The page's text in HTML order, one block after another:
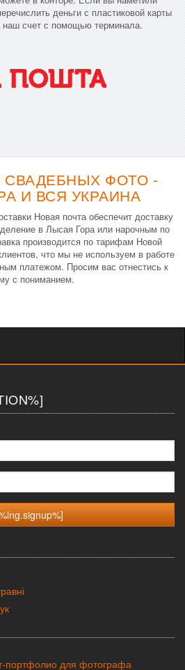
деньги с пластиковой карты
наш счет с помощью терминала.
ФОТО -
И ВСЯ УКРАИНА
Новая почта обеспечит доставку
в Лысая Гора или нарочным по
производится по тарифам Новой
что мы не используем в работе
платежом. Просим вас отнестись к
с пониманием.
портфолио для фотографа